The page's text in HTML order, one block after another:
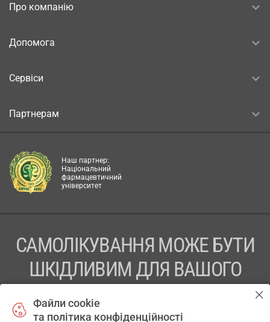
Про компанію
Допомога
Сервіси
Партнерам
Наш партнер:
Національний
фармацевтичний
університет
САМОЛІКУВАННЯ МОЖЕ БУТИ
ШКІДЛИВИМ ДЛЯ ВАШОГО
Файли cookie
та політика конфіденційності